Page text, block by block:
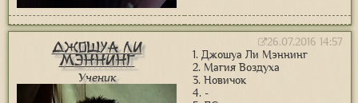
Джошуа Ли
Мэннинг
Ученик
26.07.2016 14:57
1. Джошуа Ли Мэннинг
2. Магия Воздуха
3. Новичок
4. -